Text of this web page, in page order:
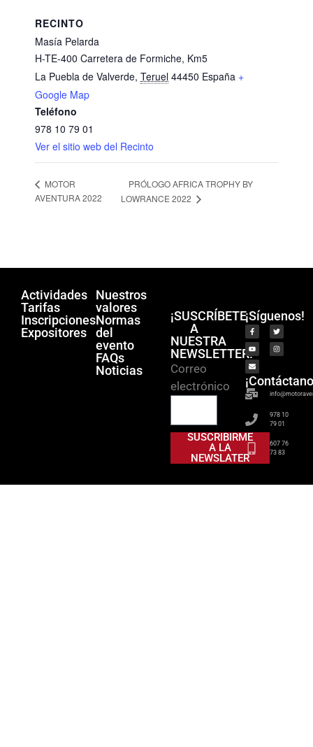
RECINTO
Masía Pelarda
H-TE-400 Carretera de Formiche, Km5
La Puebla de Valverde, Teruel 44450 España +
Google Map
Teléfono
978 10 79 01
Ver el sitio web del Recinto
MOTOR
AVENTURA 2022
PRÓLOGO AFRICA TROPHY BY
LOWRANCE 2022
Actividades
Tarifas
Inscripciones
Expositores
Nuestros
valores
Normas
del
evento
FAQs
Noticias
¡SUSCRÍBETE
A
NUESTRA
NEWSLETTER!
Correo
electrónico
SUSCRIBIRME
A LA
NEWSLATER
¡Síguenos!
978 10
79 01
607 76
73 83